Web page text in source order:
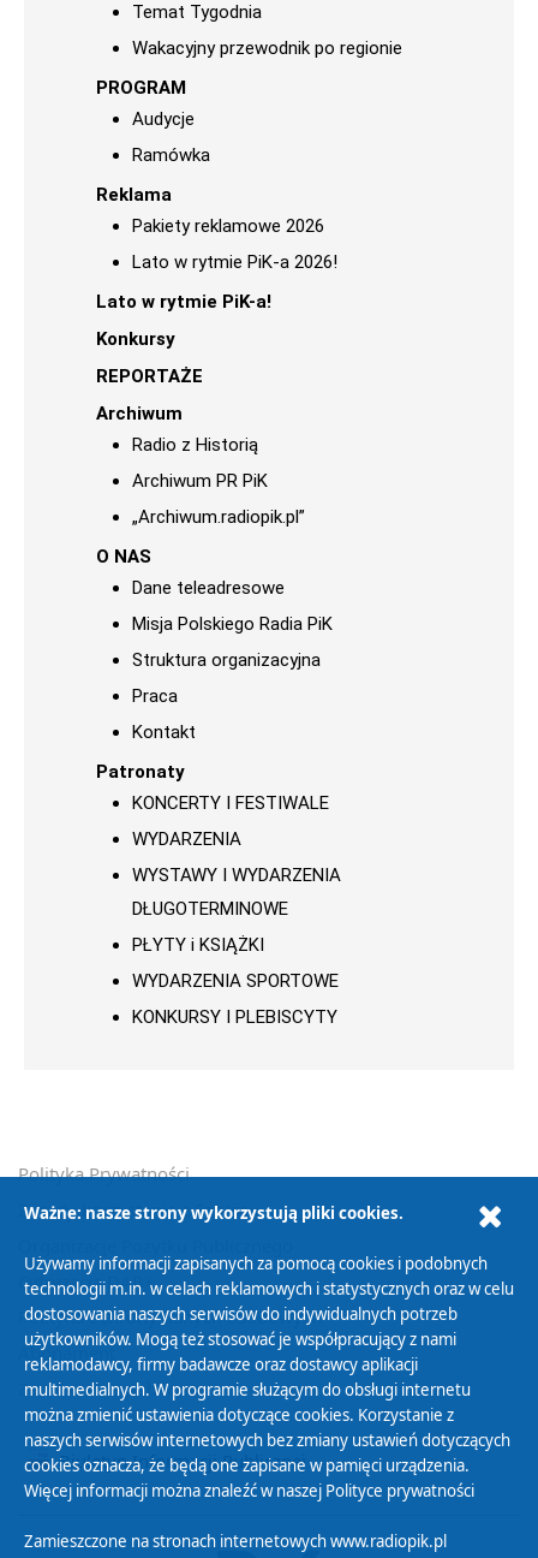
Temat Tygodnia
Wakacyjny przewodnik po regionie
PROGRAM
Audycje
Ramówka
Reklama
Pakiety reklamowe 2026
Lato w rytmie PiK-a 2026!
Lato w rytmie PiK-a!
Konkursy
REPORTAŻE
Archiwum
Radio z Historią
Archiwum PR PiK
„Archiwum.radiopik.pl”
O NAS
Dane teleadresowe
Misja Polskiego Radia PiK
Struktura organizacyjna
Praca
Kontakt
Patronaty
KONCERTY I FESTIWALE
WYDARZENIA
WYSTAWY I WYDARZENIA
DŁUGOTERMINOWE
PŁYTY i KSIĄŻKI
WYDARZENIA SPORTOWE
KONKURSY I PLEBISCYTY
Polityka Prywatności
Zasady korzystania z Serwisu
Cyfryzacja DAB+
Polityka ochrony danych osobowych
Abonament
Zamówienia publiczne
Biuletyn Informacji Publicznej
Ważne: nasze strony wykorzystują pliki cookies.
Używamy informacji zapisanych za pomocą cookies i podobnych
technologii m.in. w celach reklamowych i statystycznych oraz w celu
dostosowania naszych serwisów do indywidualnych potrzeb
użytkowników. Mogą też stosować je współpracujący z nami
reklamodawcy, firmy badawcze oraz dostawcy aplikacji
multimedialnych. W programie służącym do obsługi internetu
można zmienić ustawienia dotyczące cookies. Korzystanie z
naszych serwisów internetowych bez zmiany ustawień dotyczących
cookies oznacza, że będą one zapisane w pamięci urządzenia.
Więcej informacji można znaleźć w naszej Polityce prywatności
Zamieszczone na stronach internetowych www.radiopik.pl